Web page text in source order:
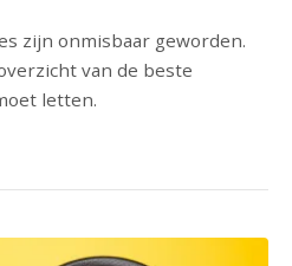
zijn onmisbaar geworden.
van de beste
letten.